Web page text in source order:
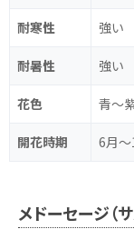
耐寒性 強い
耐暑性 強い
花色 青～
開花時期 6月～
メドーセージ（